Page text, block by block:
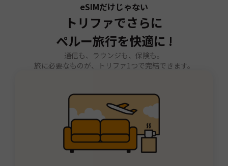
eSIMだけじゃない
トリファでさらに
ペルー旅行を快適に !
通信も、ラウンジも、保険も。
旅に必要なものが、トリファ1つで完結できます。